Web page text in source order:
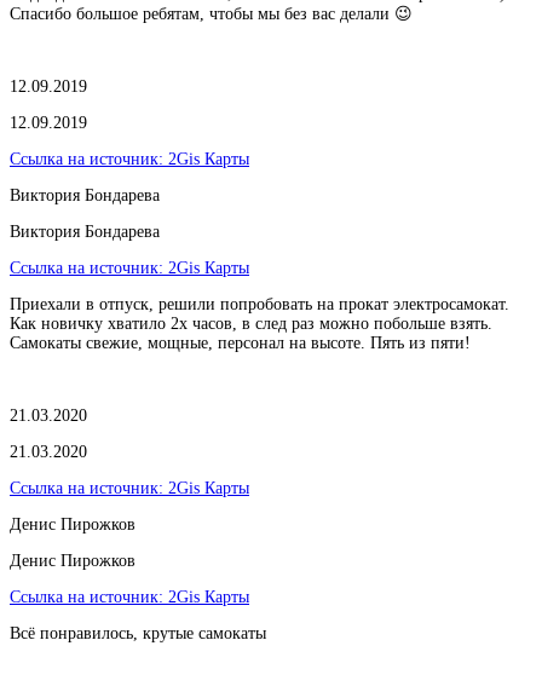
Спасибо большое ребятам, чтобы мы без вас делали 😉
12.09.2019
12.09.2019
Ссылка на источник: 2Gis Карты
Виктория Бондарева
Виктория Бондарева
Ссылка на источник: 2Gis Карты
Приехали в отпуск, решили попробовать на прокат электросамокат.
Как новичку хватило 2х часов, в след раз можно побольше взять.
Самокаты свежие, мощные, персонал на высоте. Пять из пяти!
21.03.2020
21.03.2020
Ссылка на источник: 2Gis Карты
​Денис Пирожков
​Денис Пирожков
Ссылка на источник: 2Gis Карты
Всё понравилось, крутые самокаты